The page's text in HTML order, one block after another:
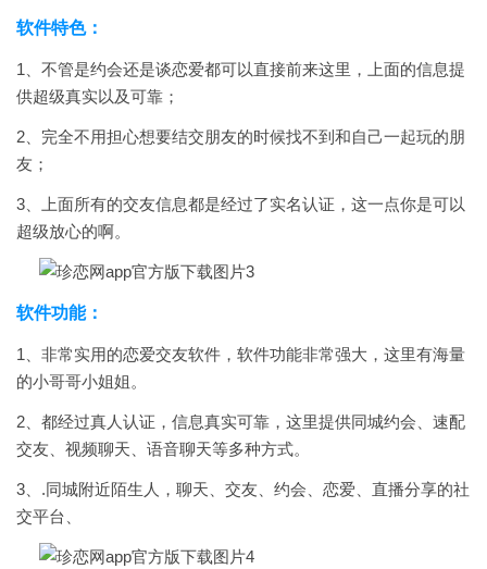
软件特色：
1、不管是约会还是谈恋爱都可以直接前来这里，上面的信息提
供超级真实以及可靠；
2、完全不用担心想要结交朋友的时候找不到和自己一起玩的朋
友；
3、上面所有的交友信息都是经过了实名认证，这一点你是可以
超级放心的啊。
软件功能：
1、非常实用的恋爱交友软件，软件功能非常强大，这里有海量
的小哥哥小姐姐。
2、都经过真人认证，信息真实可靠，这里提供同城约会、速配
交友、视频聊天、语音聊天等多种方式。
3、.同城附近陌生人，聊天、交友、约会、恋爱、直播分享的社
交平台、